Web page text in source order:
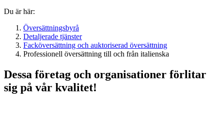
Du är här:
Översättningsbyrå
Detaljerade tjänster
Facköversättning och auktoriserad översättning
Professionell översättning till och från italienska
Dessa företag och organisationer förlitar
sig på vår kvalitet!